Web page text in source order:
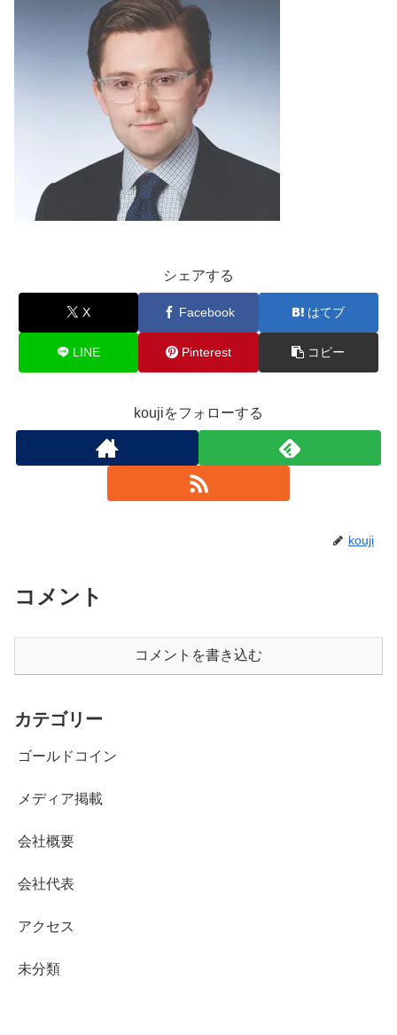
シェアする
X Facebook はてブ
LINE Pinterest コピー
koujiをフォローする
kouji
コメント
コメントを書き込む
カテゴリー
ゴールドコイン
メディア掲載
会社概要
会社代表
アクセス
未分類